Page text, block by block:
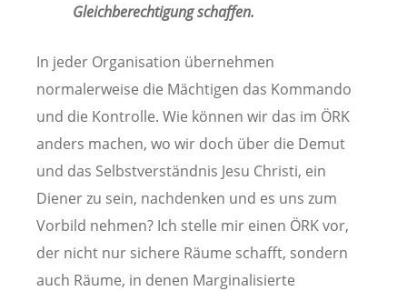
Gleichberechtigung schaffen.
In jeder Organisation übernehmen
normalerweise die Mächtigen das Kommando
und die Kontrolle. Wie können wir das im ÖRK
anders machen, wo wir doch über die Demut
und das Selbstverständnis Jesu Christi, ein
Diener zu sein, nachdenken und es uns zum
Vorbild nehmen? Ich stelle mir einen ÖRK vor,
der nicht nur sichere Räume schafft, sondern
auch Räume, in denen Marginalisierte